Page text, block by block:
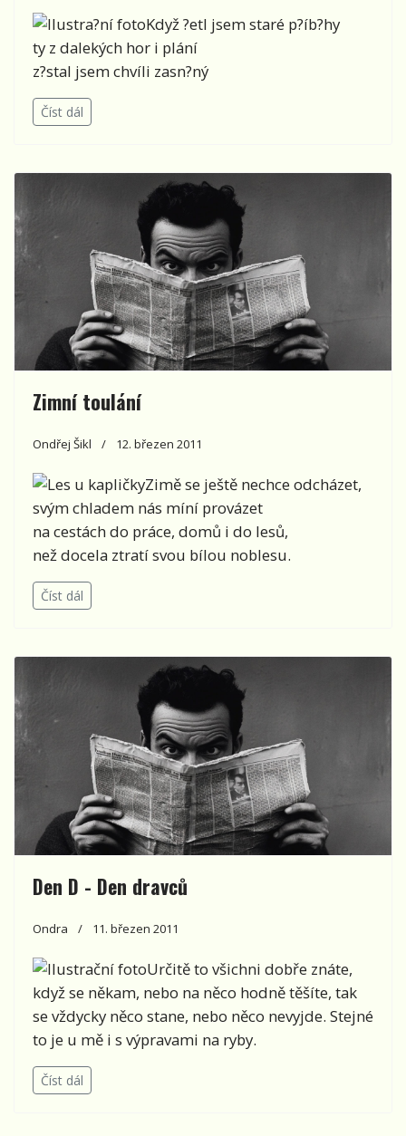
Když ?etl jsem staré p?íb?hy
ty z dalekých hor i plání
z?stal jsem chvíli zasn?ný
Číst dál
Zimní toulání
Ondřej Šikl 12. březen 2011
Zimě se ještě nechce odcházet,
svým chladem nás míní provázet
na cestách do práce, domů i do lesů,
než docela ztratí svou bílou noblesu.
Číst dál
Den D - Den dravců
Ondra 11. březen 2011
Určitě to všichni dobře znáte,
když se někam, nebo na něco hodně těšíte, tak
se vždycky něco stane, nebo něco nevyjde. Stejné
to je u mě i s výpravami na ryby.
Číst dál